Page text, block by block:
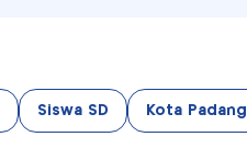
Siswa SD Kota Padang